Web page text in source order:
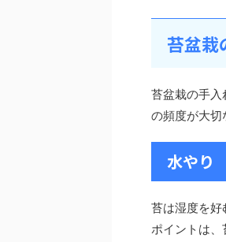
苔盆栽
苔盆栽の手入
の頻度が大切
水やり
苔は湿度を
ポイントは、